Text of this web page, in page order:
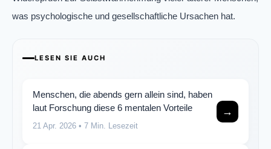
was psychologische und gesellschaftliche Ursachen hat.
LESEN SIE AUCH
Menschen, die abends gern allein sind, haben
laut Forschung diese 6 mentalen Vorteile
21 Apr. 2026 • 7 Min. Lesezeit
→